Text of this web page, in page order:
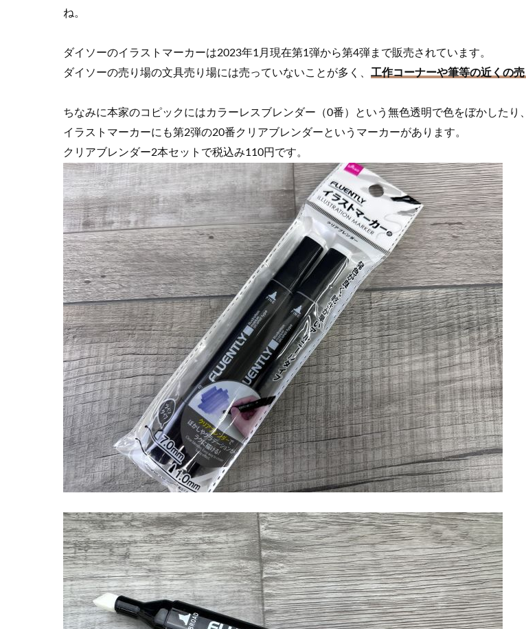
ね。
ダイソーのイラストマーカーは2023年1月現在第1弾から第4弾まで販売されています。
ダイソーの売り場の文具売り場には売っていないことが多く、 工作コーナーや筆等の近くの
ちなみに本家のコピックにはカラーレスブレンダー（0番）という無色透明で色をぼかした
イラストマーカーにも第2弾の20番クリアブレンダーというマーカーがあります。
クリアブレンダー2本セットで税込み110円です。